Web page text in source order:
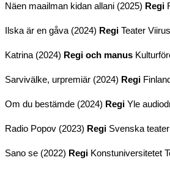
Näen maailman kidan allani (2025) Regi
Ilska är en gåva (2024) Regi Teater Viirus
Katrina (2024) Regi och manus
Sarvivälke, urpremiär (2024) Regi
Om du bestämde (2024) Regi Yle
Radio Popov (2023) Regi Svenska
Sano se (2022) Regi Konstuniversitetet